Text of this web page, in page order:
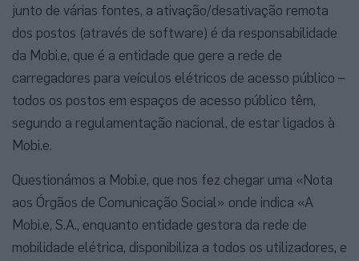
junto de várias fontes, a ativação/desativação remota
dos postos (através de software) é da responsabilidade
da Mobi.e, que é a entidade que gere a rede de
carregadores para veículos elétricos de acesso público –
todos os postos em espaços de acesso público têm,
segundo a regulamentação nacional, de estar ligados à
Mobi.e.
Questionámos a Mobi.e, que nos fez chegar uma «Nota
aos Órgãos de Comunicação Social» onde indica «A
Mobi.e, S.A., enquanto entidade gestora da rede de
mobilidade elétrica, disponibiliza a todos os utilizadores, e